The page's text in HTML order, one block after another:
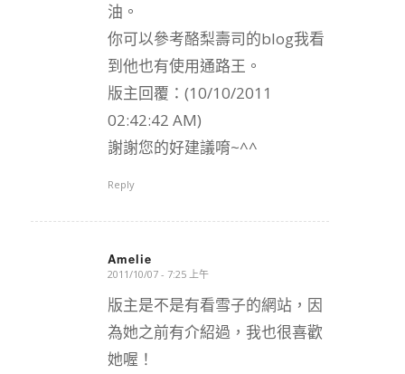
油。
你可以參考酪梨壽司的blog我看
到他也有使用通路王。
版主回覆：(10/10/2011
02:42:42 AM)
謝謝您的好建議唷~^^
Reply
Amelie
says:
2011/10/07 - 7:25 上午
版主是不是有看雪子的網站，因
為她之前有介紹過，我也很喜歡
她喔！